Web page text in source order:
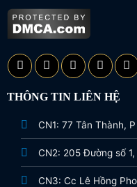
THÔNG TIN LIÊN HỆ
CN1: 77 Tân Thành,
CN2: 205 Đường số 1,
CN3: Cc Lê Hồng